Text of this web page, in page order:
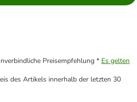
Preisempfehlung * Es gelten
des Artikels innerhalb der letzten 30